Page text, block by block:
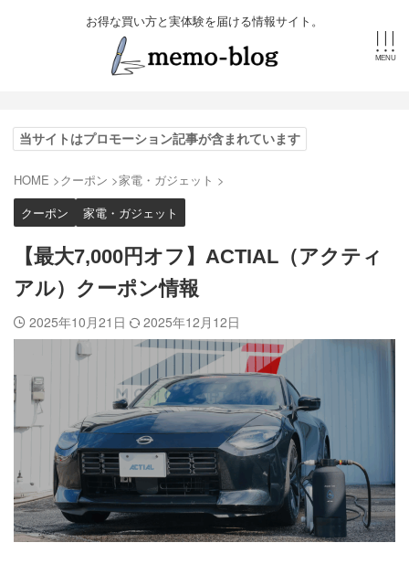
お得な買い方と実体験を届ける情報サイト。
当サイトはプロモーション記事が含まれています
HOME >クーポン >家電・ガジェット >
クーポン
家電・ガジェット
【最大7,000円オフ】ACTIAL（アクティ
アル）クーポン情報
2025年10月21日 2025年12月12日